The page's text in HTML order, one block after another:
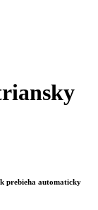
prebieha automaticky